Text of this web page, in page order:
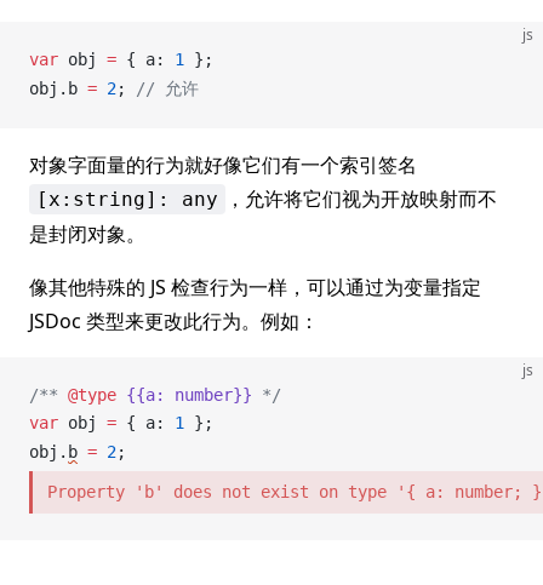
js
var obj = { a: 1
};
obj . b = 2; // 允许
对象字面量的行为就好像它们有一个索引签名
[x:string]: any
，允许将它们视为开放映射而不
是封闭对象。
像其他特殊的 JS 检查行为一样，可以通过为变量指定
JSDoc 类型来更改此行为。例如：
js
/** @type {{a: number}} */
var obj = { a: 1
};
obj . b = 2;
Property 'b' does not exist on type '{ a: number;